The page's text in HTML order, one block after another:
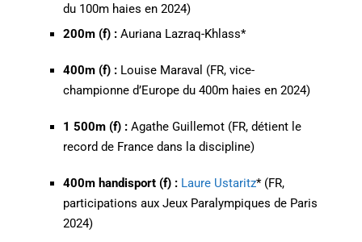
du 100m haies en 2024)
200m (f) : Auriana Lazraq-Khlass*
400m (f) : Louise Maraval (FR, vice-
championne d’Europe du 400m haies en 2024)
1 500m (f) : Agathe Guillemot (FR, détient le
record de France dans la discipline)
400m handisport (f) : Laure Ustaritz* (FR,
participations aux Jeux Paralympiques de Paris
2024)